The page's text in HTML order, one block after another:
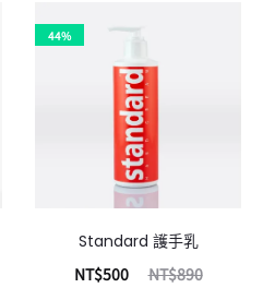
44%
Standard 護手乳
NT$890
NT$500